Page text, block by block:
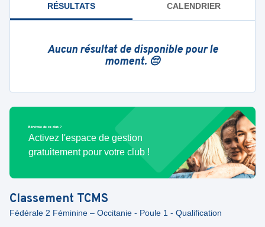
RÉSULTATS CALENDRIER
Aucun résultat de disponible pour le
moment. 😔
Bénévole de ce club ?
Activez l'espace de gestion
gratuitement pour votre club !
Classement TCMS
Fédérale 2 Féminine – Occitanie - Poule 1 - Qualification